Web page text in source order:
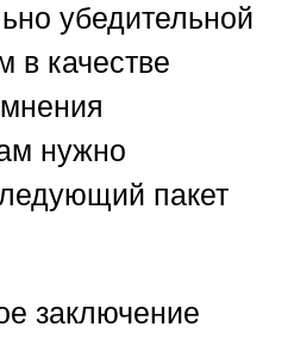
убедительной
в качестве
нужно
пакет
заключение